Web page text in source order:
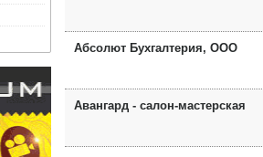
Абсолют Бухгалтерия, ООО
Авангард - салон-мастерская